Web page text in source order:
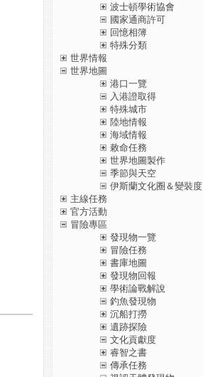
波士頓學術協會
國家通商許可
回憶相簿
特殊分類
世界情報
世界地圖
港口一覽
入港證取得
特殊城市
陸地情報
海域情報
敕命任務
世界地圖製作
季節與天空
伊斯蘭文化圈＆變裝度
主線任務
官方活動
冒險專區
發現物一覽
冒險任務
書庫地圖
發現物回報
學術論戰解說
釣魚發現物
沉船打撈
遺跡探險
文化貢獻度
睿智之書
傳承任務